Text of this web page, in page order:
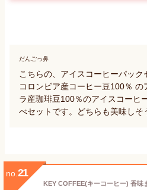
だんごっ鼻
こちらの、アイスコーヒーパック
コロンビア産コーヒー豆100％
ラ産珈琲豆100％のアイスコーヒ
べセットです。どちらも美味しそ
no. 21